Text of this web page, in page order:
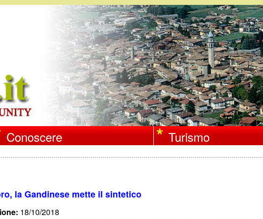
Salta
al
contenuto
principale
Conoscere Turismo
la Gandinese mette il sintetico
18/10/2018